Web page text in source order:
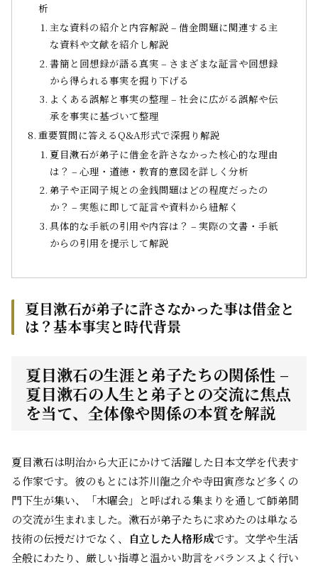
析
主な資料の紹介と内容解説 – 借金問題に関連する主
な資料や文献を紹介し解説
書簡と回想録が語る真実 – さまざまな証言や回想録
から得られる事実を掘り下げる
よくある誤解と事実の整理 – 社会に広がる誤解や伝
承を事実に基づいて整理
重要質問に答えるQ&A形式で深掘り解説
夏目漱石が弟子に借金を許さなかった核心的な理由
は？ – 心理・道徳・教育的意図を詳しく分析
弟子や正岡子規との金銭問題はどの程度だったの
か？ – 実態に即して証言や資料から紐解く
具体的な手紙の引用や内容は？ – 実際の文書・手紙
からの引用を提示して解説
夏目漱石が弟子に許さなかった事は借金と
は？基本事実と時代背景
夏目漱石の生涯と弟子たちの関係性 –
夏目漱石の人生と弟子との交流に焦点
を当て、全体像や関係の本質を解説
夏目漱石は明治から大正にかけて活躍した日本文学を代表す
る作家です。彼のもとには芥川龍之介や寺田寅彦など多くの
門下生が集い、「木曜会」と呼ばれる集まりを通して師弟間
の交流が生まれました。漱石が弟子たちに求めたのは単なる
技術の伝授だけでなく、
自立した人格形成です。文学や生活
全般にわたり、厳しい指導と温かい助言をバランスよく行い